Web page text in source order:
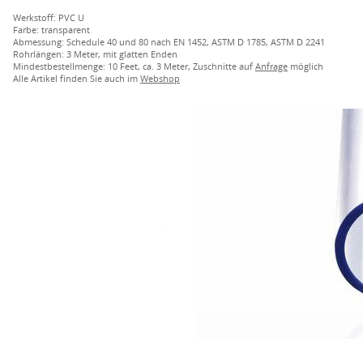
Werkstoff: PVC U
Farbe: transparent
Abmessung: Schedule 40 und 80 nach EN 1452, ASTM D 1785, ASTM D 2241
Rohrlängen: 3 Meter, mit glatten Enden
Mindestbestellmenge: 10 Feet, ca. 3 Meter, Zuschnitte auf Anfrage möglich
Alle Artikel finden Sie auch im Webshop